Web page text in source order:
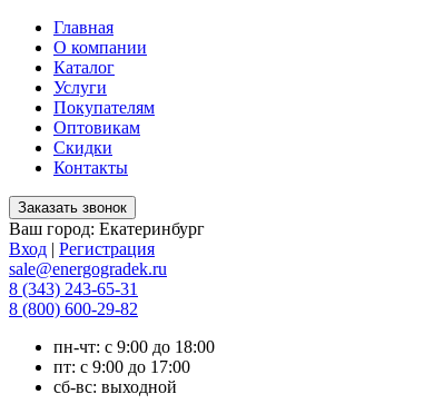
Главная
О компании
Каталог
Услуги
Покупателям
Оптовикам
Скидки
Контакты
Ваш город: Екатеринбург
Вход | Регистрация
sale@energogradek.ru
8 (343) 243-65-31
8 (800) 600-29-82
пн-чт: с 9:00 до 18:00
пт: с 9:00 до 17:00
сб-вс: выходной